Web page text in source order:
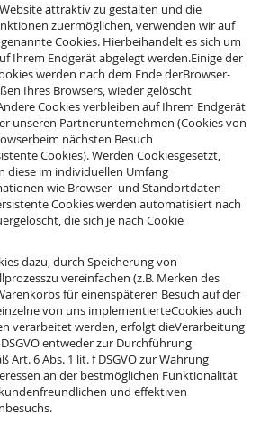
attraktiv zu gestalten und die
zuermöglichen, verwenden wir auf
Cookies. Hierbeihandelt es sich um
Ihrem Endgerät abgelegt werden.Einige der
werden nach dem Ende derBrowser-
Ihres Browsers, wieder gelöscht
Cookies verbleiben auf Ihrem Endgerät
unseren Partnerunternehmen (Cookies von
nächsten Besuch
Cookies). Werden Cookiesgesetzt,
diese im individuellen Umfang
wie Browser- und Standortdaten
Cookies werden automatisiert nach
die sich je nach Cookie
dazu, durch Speicherung von
vereinfachen (z.B. Merken des
für einenspäteren Besuch auf der
von uns implementierteCookies auch
verarbeitet werden, erfolgt dieVerarbeitung
entweder zur Durchführung
Art. 6 Abs. 1 lit. f DSGVO zur Wahrung
an der bestmöglichen Funktionalität
und effektiven